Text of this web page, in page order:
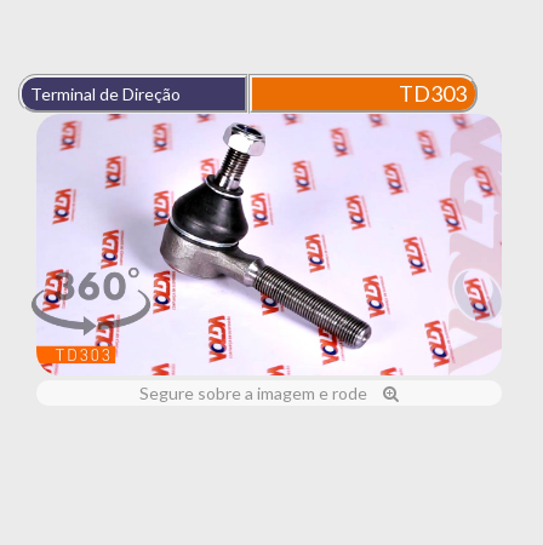
Terminal de Direção TD303
Segure sobre a imagem e rode